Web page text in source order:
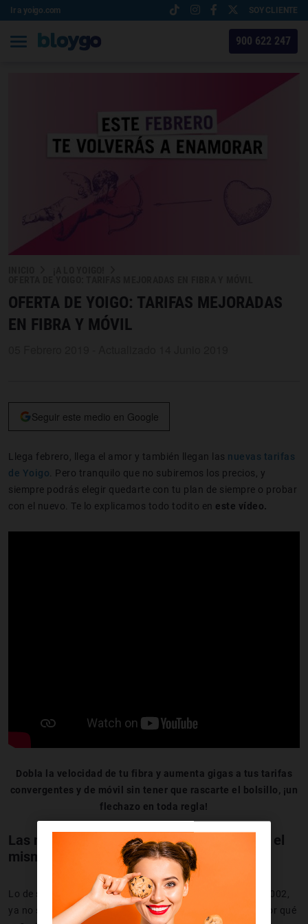
Ir a yoigo.com SOY CLIENTE
900 622 247
OFERTA DE YOIGO: TARIFAS MEJORADAS
EN FIBRA Y MÓVIL
Seguir este medio en Google
Llega febrero, llega el amor y también llegan las nuevas tarifas
de Yoigo . Pero tranquilo que no subiremos los precios, y
siempre podrás elegir quedarte con tu plan de siempre o probar
con el nuevo. Te lo explicamos todo todito en este vídeo.
Dobla la velocidad de tu fibra y aumenta gigas a tus tarifas
convergentes y de móvil sin tener que rascarte el bolsillo, ¡un
flechazo en toda regla!
Las nuevas tarifas de Yoigo: más gigas por el
mismo dinero
Lo de subir el precio y hacer rabiar a los clientes es muy 2002,
ya no se lleva. Ahora lo que mola es ofrecer mejoras y, ¿por qué